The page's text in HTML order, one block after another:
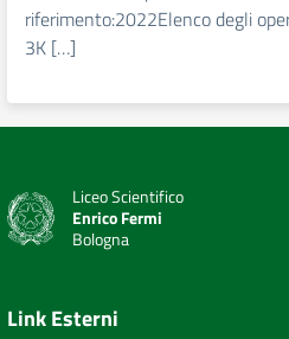
riferimento:2022Elenco degli
3K […]
Liceo Scientifico
Enrico Fermi
Bologna
Link Esterni